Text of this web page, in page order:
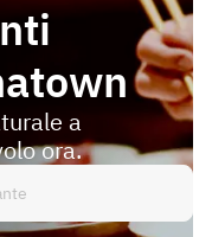
a
ora.